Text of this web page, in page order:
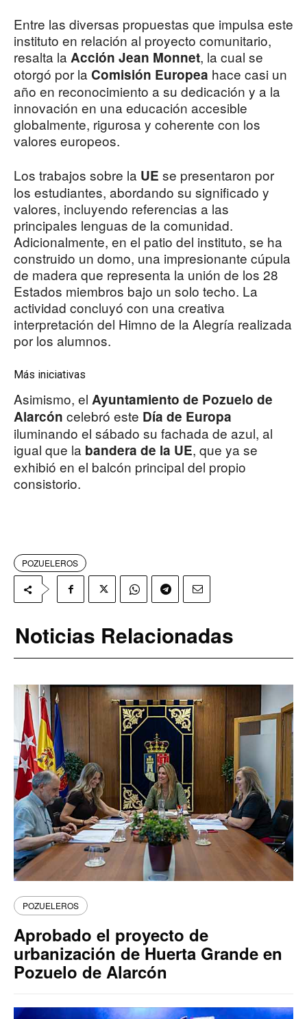
Entre las diversas propuestas que impulsa este
instituto en relación al proyecto comunitario,
resalta la Acción Jean Monnet, la cual se
otorgó por la Comisión Europea hace casi un
año en reconocimiento a su dedicación y a la
innovación en una educación accesible
globalmente, rigurosa y coherente con los
valores europeos.
Los trabajos sobre la UE se presentaron por
los estudiantes, abordando su significado y
valores, incluyendo referencias a las
principales lenguas de la comunidad.
Adicionalmente, en el patio del instituto, se ha
construido un domo, una impresionante cúpula
de madera que representa la unión de los 28
Estados miembros bajo un solo techo. La
actividad concluyó con una creativa
interpretación del Himno de la Alegría realizada
por los alumnos.
Más iniciativas
Asimismo, el Ayuntamiento de Pozuelo de
Alarcón celebró este Día de Europa
iluminando el sábado su fachada de azul, al
igual que la bandera de la UE, que ya se
exhibió en el balcón principal del propio
consistorio.
POZUELEROS
Noticias Relacionadas
POZUELEROS
Aprobado el proyecto de
urbanización de Huerta Grande en
Pozuelo de Alarcón